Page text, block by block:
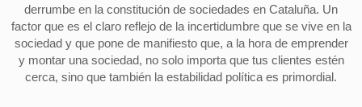
derrumbe en la constitución de sociedades en Cataluña. Un
factor que es el claro reflejo de la incertidumbre que se vive en la
sociedad y que pone de manifiesto que, a la hora de emprender
y montar una sociedad, no solo importa que tus clientes estén
cerca, sino que también la estabilidad política es primordial.